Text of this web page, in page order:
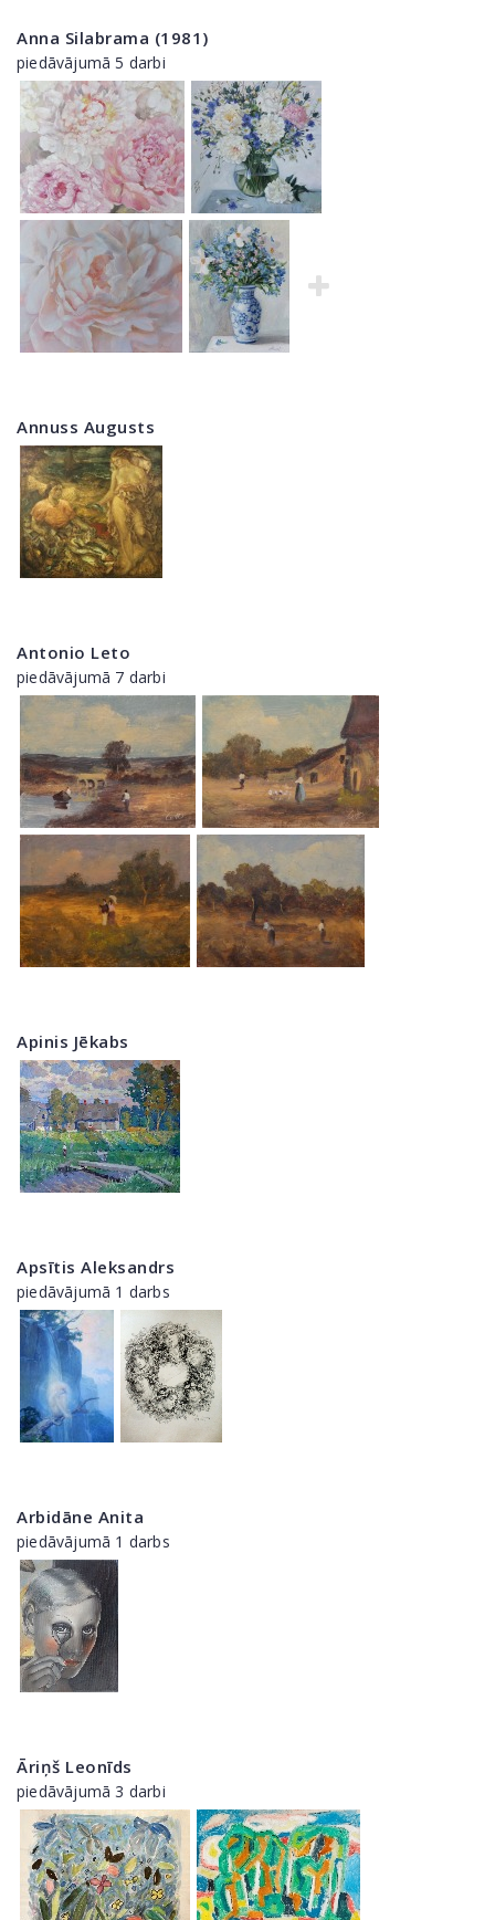
Anna Silabrama (1981)
piedāvājumā 5 darbi
Annuss Augusts
Antonio Leto
piedāvājumā 7 darbi
Apinis Jēkabs
Apsītis Aleksandrs
piedāvājumā 1 darbs
Arbidāne Anita
piedāvājumā 1 darbs
Āriņš Leonīds
piedāvājumā 3 darbi